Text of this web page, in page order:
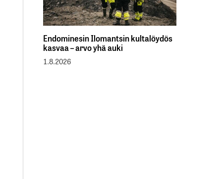
Endominesin Ilomantsin kultalöydös
kasvaa – arvo yhä auki
1.8.2026